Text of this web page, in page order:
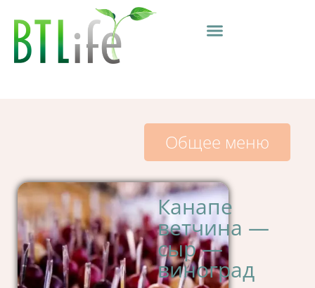
Общее меню
Канапе
ветчина —
сыр —
виноград